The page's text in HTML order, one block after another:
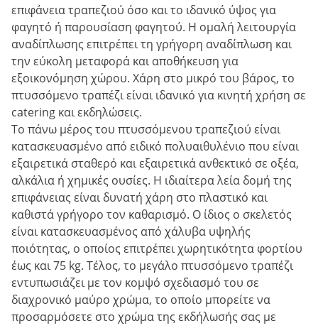
επιφάνεια τραπεζιού όσο και το ιδανικό ύψος για
φαγητό ή παρουσίαση φαγητού. Η ομαλή λειτουργία
αναδίπλωσης επιτρέπει τη γρήγορη αναδίπλωση και
την εύκολη μεταφορά και αποθήκευση για
εξοικονόμηση χώρου. Χάρη στο μικρό του βάρος, το
πτυσσόμενο τραπέζι είναι ιδανικό για κινητή χρήση σε
catering και εκδηλώσεις.
Το πάνω μέρος του πτυσσόμενου τραπεζιού είναι
κατασκευασμένο από ειδικό πολυαιθυλένιο που είναι
εξαιρετικά σταθερό και εξαιρετικά ανθεκτικό σε οξέα,
αλκάλια ή χημικές ουσίες. Η ιδιαίτερα λεία δομή της
επιφάνειας είναι δυνατή χάρη στο πλαστικό και
καθιστά γρήγορο τον καθαρισμό. Ο ίδιος ο σκελετός
είναι κατασκευασμένος από χάλυβα υψηλής
ποιότητας, ο οποίος επιτρέπει χωρητικότητα φορτίου
έως και 75 kg. Τέλος, το μεγάλο πτυσσόμενο τραπέζι
εντυπωσιάζει με τον κομψό σχεδιασμό του σε
διαχρονικό μαύρο χρώμα, το οποίο μπορείτε να
προσαρμόσετε στο χρώμα της εκδήλωσής σας με